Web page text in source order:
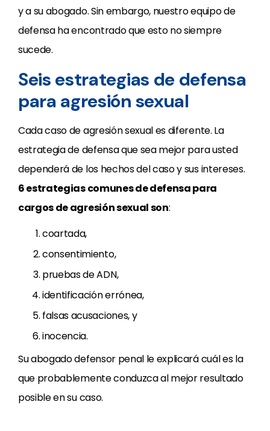
y a su abogado. Sin embargo, nuestro equipo de
defensa ha encontrado que esto no siempre
sucede.
Seis estrategias de defensa
para agresión sexual
Cada caso de agresión sexual es diferente. La
estrategia de defensa que sea mejor para usted
dependerá de los hechos del caso y sus intereses.
6 estrategias comunes de defensa para
cargos de agresión sexual son:
coartada,
consentimiento,
pruebas de ADN,
identificación errónea,
falsas acusaciones, y
inocencia.
Su abogado defensor penal le explicará cuál es la
que probablemente conduzca al mejor resultado
posible en su caso.